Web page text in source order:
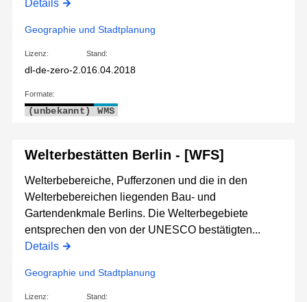
Details
Geographie und Stadtplanung
Lizenz:
dl-de-zero-2.0
Stand:
16.04.2018
Formate:
(unbekannt) WMS
Welterbestätten Berlin - [WFS]
Welterbebereiche, Pufferzonen und die in den
Welterbebereichen liegenden Bau- und
Gartendenkmale Berlins. Die Welterbegebiete
entsprechen den von der UNESCO bestätigten...
Details
Geographie und Stadtplanung
Lizenz: Stand: